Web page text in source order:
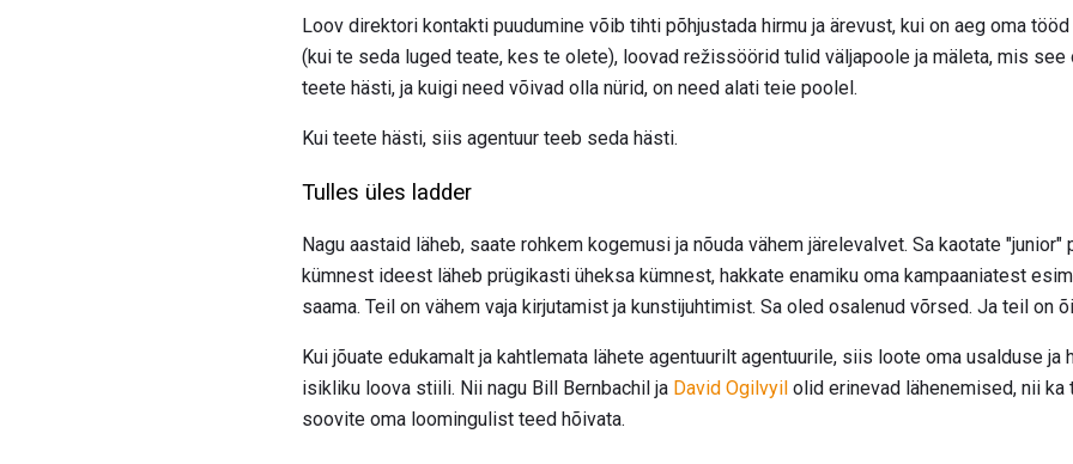
Loov direktori kontakti puudumine võib tihti põhjustada hirmu ja ärevust, kui on aeg oma
(kui te seda luged teate, kes te olete), loovad režissöörid tulid väljapoole ja mäleta, mis see
teete hästi, ja kuigi need võivad olla nürid, on need alati teie poolel.
Kui teete hästi, siis agentuur teeb seda hästi.
Tulles üles ladder
Nagu aastaid läheb, saate rohkem kogemusi ja nõuda vähem järelevalvet. Sa kaotate "junior"
kümnest ideest läheb prügikasti üheksa kümnest, hakkate enamiku oma kampaaniatest
saama. Teil on vähem vaja kirjutamist ja kunstijuhtimist. Sa oled osalenud võrsed. Ja teil on
Kui jõuate edukamalt ja kahtlemata lähete agentuurilt agentuurile, siis loote oma usalduse ja
isikliku loova stiili. Nii nagu Bill Bernbachil ja David Ogilvyil olid erinevad lähenemised, nii
soovite oma loomingulist teed hõivata.